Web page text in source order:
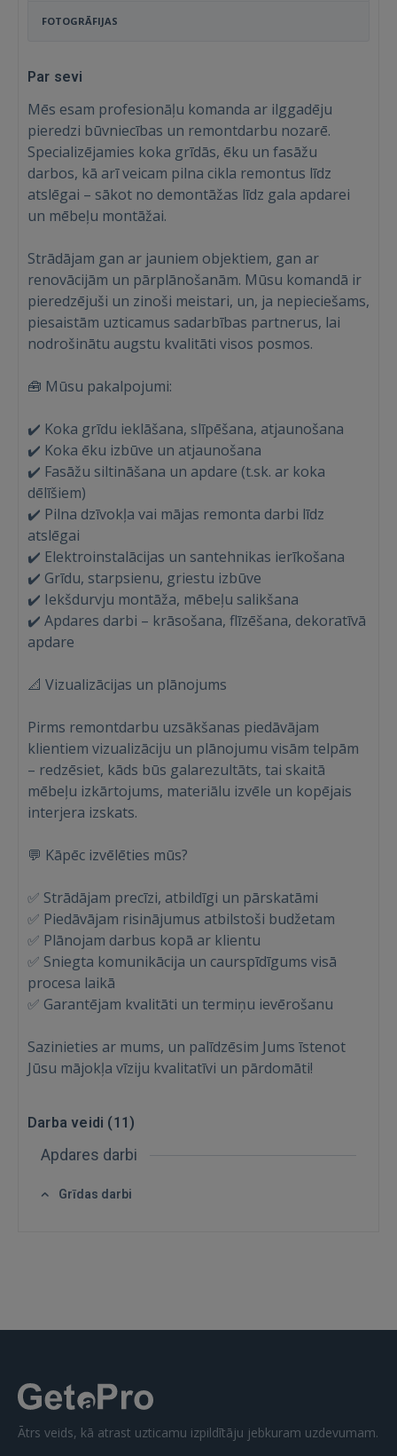
Ienākt
IENĀKT
Aizmirsāt paroli?
Vēl neesat reģistrējies?
FOTOGRĀFIJAS
Par sevi
Mēs esam profesionāļu komanda ar ilggadēju
pieredzi būvniecības un remontdarbu nozarē.
Specializējamies koka grīdās, ēku un fasāžu
darbos, kā arī veicam pilna cikla remontus līdz
atslēgai – sākot no demontāžas līdz gala apdarei
un mēbeļu montāžai.
Strādājam gan ar jauniem objektiem, gan ar
renovācijām un pārplānošanām. Mūsu komandā ir
pieredzējuši un zinoši meistari, un, ja nepieciešams,
piesaistām uzticamus sadarbības partnerus, lai
nodrošinātu augstu kvalitāti visos posmos.
🧰 Mūsu pakalpojumi:
✔️ Koka grīdu ieklāšana, slīpēšana, atjaunošana
✔️ Koka ēku izbūve un atjaunošana
✔️ Fasāžu siltināšana un apdare (t.sk. ar koka
dēlīšiem)
✔️ Pilna dzīvokļa vai mājas remonta darbi līdz
atslēgai
✔️ Elektroinstalācijas un santehnikas ierīkošana
✔️ Grīdu, starpsienu, griestu izbūve
✔️ Iekšdurvju montāža, mēbeļu salikšana
✔️ Apdares darbi – krāsošana, flīzēšana, dekoratīvā
apdare
📐 Vizualizācijas un plānojums
Pirms remontdarbu uzsākšanas piedāvājam
klientiem vizualizāciju un plānojumu visām telpām
– redzēsiet, kāds būs galarezultāts, tai skaitā
mēbeļu izkārtojums, materiālu izvēle un kopējais
interjera izskats.
💬 Kāpēc izvēlēties mūs?
✅ Strādājam precīzi, atbildīgi un pārskatāmi
✅ Piedāvājam risinājumus atbilstoši budžetam
✅ Plānojam darbus kopā ar klientu
✅ Sniegta komunikācija un caurspīdīgums visā
procesa laikā
✅ Garantējam kvalitāti un termiņu ievērošanu
Sazinieties ar mums, un palīdzēsim Jums īstenot
Jūsu mājokļa vīziju kvalitatīvi un pārdomāti!
Darba veidi (11)
Apdares darbi
Grīdas darbi
Ātrs veids, kā atrast uzticamu izpildītāju jebkuram uzdevumam.